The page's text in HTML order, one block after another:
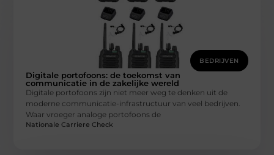
BEDRIJVEN
Digitale portofoons: de toekomst van
communicatie in de zakelijke wereld
Digitale portofoons zijn niet meer weg te denken uit de
moderne communicatie-infrastructuur van veel bedrijven.
Waar vroeger analoge portofoons de
Nationale Carriere Check